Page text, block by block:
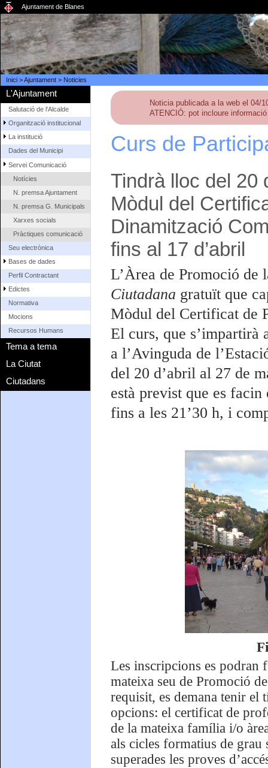
Ajuntament de Blanes
Inici>Ajuntament> Noticies
L'Ajuntament
Salutació de l'Alcalde
Organització institucional
La institució
Dades del Municipi
Servei Comunicació
Notícies
N. premsa Ajuntament
N. premsa G. Municipals
Xarxes socials
Pràctiques comunicació
Seu electrònica
Bases de dades
Perfil Contractant
Edictes
Normativa
Mocions
Recursos Humans
Tema a tema
La Ciutat
Ciutadans
Noticia publicada a la web el 04/
ATENCIÓ: pot incloure
Curs de
Tindrà lloc del 20
Mòdul del
Dinamització
fins al 17 d’abril
L’Àrea de Promoció
Ciutadana gratuït que
Mòdul del Certificat de
El curs, que s’impartirà
a l’Avinguda de
del 20 d’abril al 27 de
està previst que es
fins a les 21’30 h, i
Les inscripcions es podran
mateixa seu de Promoció
requisit, es demana tenir el
opcions: el certificat de
de la mateixa família i/o
als cicles formatius de grau
superades les proves